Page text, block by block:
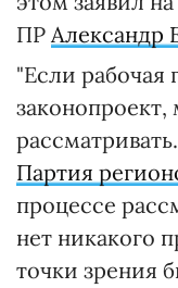
ПР Александр
"Если рабочая
Партия
процессе
нет никакого
точки зрения